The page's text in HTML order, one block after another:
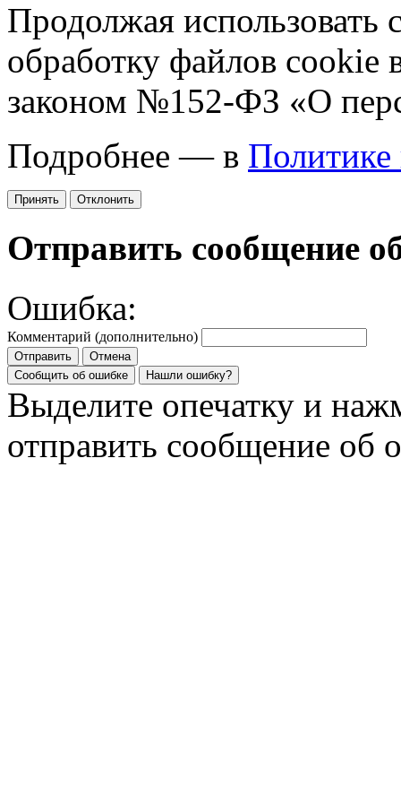
Продолжая использовать
обработку файлов cookie
законом №152-ФЗ «О
Подробнее — в Политике
Принять Отклонить
Отправить сообщение
Ошибка:
Комментарий (дополнительно)
Отправить
Отмена
Сообщить об ошибке
Нашли ошибку?
Выделите опечатку и
отправить сообщение об